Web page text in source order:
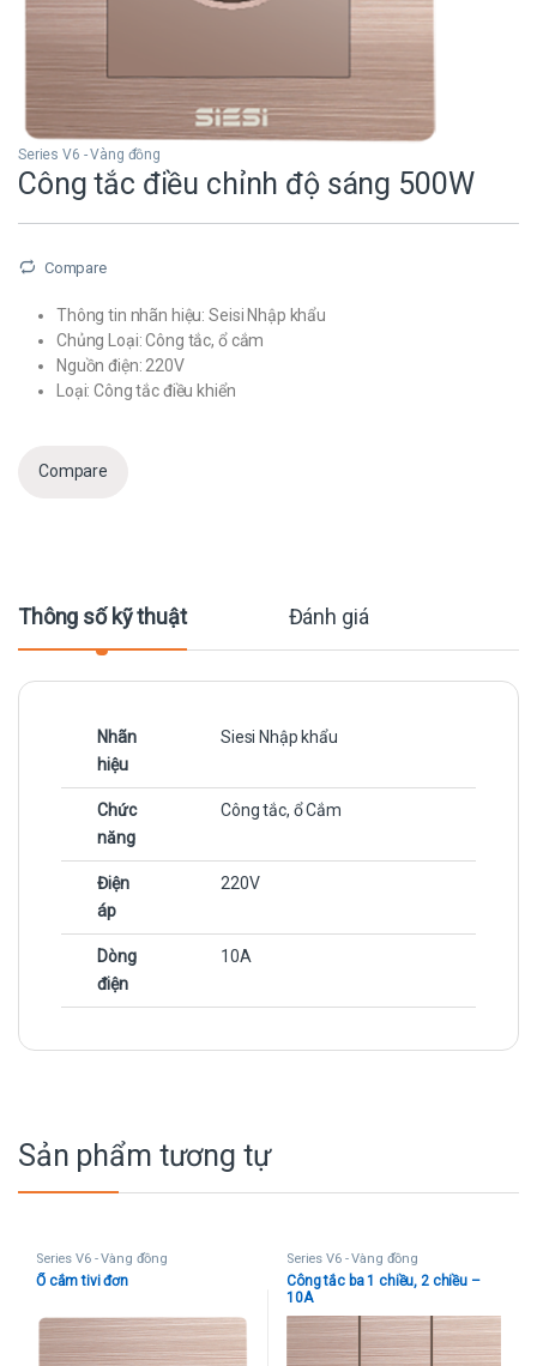
Series V6 - Vàng đồng
Công tắc điều chỉnh độ sáng 500W
Compare
Thông tin nhãn hiệu: Seisi Nhập khẩu
Chủng Loại: Công tắc, ổ cắm
Nguồn điện: 220V
Loại: Công tắc điều khiển
Compare
Thông số kỹ thuật Đánh giá
Nhãn
hiệu
Siesi Nhập khẩu
Chức
năng
Công tắc, ổ Cắm
Điện
áp
220V
Dòng
điện
10A
Sản phẩm tương tự
Series V6 - Vàng đồng
Ổ cắm tivi đơn
Series V6 - Vàng đồng
Công tắc ba 1 chiều, 2 chiều –
10A